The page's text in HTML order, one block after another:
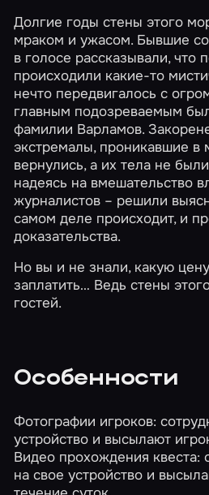
Долгие годы стены этого
мраком и ужасом. Бывшие
в голосе рассказывали, что
происходили какие-то
нечто передвигалось с
главным подозреваемым
фамилии Варламов.
экстремалы, проникавшие в
вернулись, а их тела не
надеясь на вмешательство
журналистов – решили
самом деле происходит, и
доказательства.
Но вы и не знали, какую
заплатить… Ведь стены
гостей.
Особенности
Фотографии игроков:
устройство и высылают
Видео прохождения квеста:
на свое устройство и